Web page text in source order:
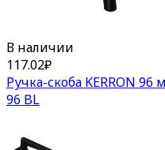
В наличии
117.02₽
Ручка-скоба KERRON
96 BL